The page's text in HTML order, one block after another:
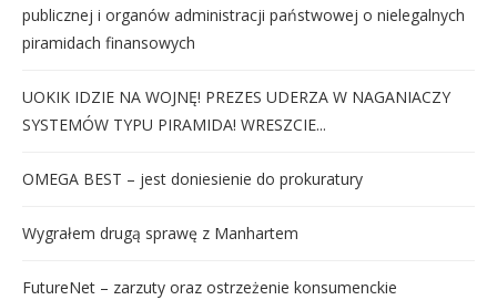
publicznej i organów administracji państwowej o nielegalnych
piramidach finansowych
UOKIK IDZIE NA WOJNĘ! PREZES UDERZA W NAGANIACZY
SYSTEMÓW TYPU PIRAMIDA! WRESZCIE...
OMEGA BEST – jest doniesienie do prokuratury
Wygrałem drugą sprawę z Manhartem
FutureNet – zarzuty oraz ostrzeżenie konsumenckie